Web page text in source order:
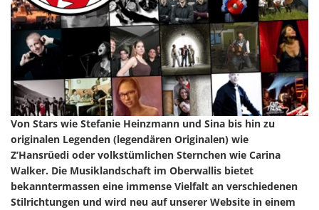
Von Stars wie Stefanie Heinzmann und Sina bis hin zu
originalen Legenden (legendären Originalen) wie
Z’Hansrüedi oder volkstümlichen Sternchen wie Carina
Walker. Die Musiklandschaft im Oberwallis bietet
bekanntermassen eine immense Vielfalt an verschiedenen
Stilrichtungen und wird neu auf unserer Website in einem